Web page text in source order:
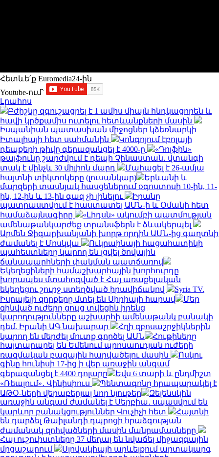
Հետևե՛ք Euromedia24-ին
Youtube-ում`
Լրահոս
Բժիշկը զգուշացրել է 1 ամիս միայն հնդկացորեն և
հավի կրծքամիս ուտելու հետևանքների մասին
Իսպանիան պատասխան միջոցներ կձեռնարկի
Իտալիայի հետ սահմանին
Կոնգոյում էբոլայի
դեպքերի թիվը գերազանցել է 4000-ը
«Դոլֆին»
թայֆունը շարժվում է դեպի Չինաստան․ վտանգի
տակ է մինչև 30 միլիոն մարդ
Մահացել է 26-ամյա
հայտնի տիկտոկերը (լուսանկար)
Երևանի և
մարզերի տասնյակ հասցեներում օգոստոսի 10-ին, 11-
ին, 12-ին և 13-ին գազ չի լինելու
Իրանը
պատրաստվում է հաստատել ԱՄՆ-ի և Օմանի հետ
համաձայնագիրը
«Լիդսն» ակումբի պատմության
ամենաթանկարժեք տրանսֆերն է ձևակերպել
Արմեն Ջիգարխանյանի խորթ որդին ԱՄՆ-ից գաղտնի
ժամանել է Մոսկվա
Ուկրաինայի հացահատիկի
պահեստները կարող են լցվել ծովային
ճանապարհների փակման պատճառով
Եկեղեցիների համաշխարհային խորհուրդը
խորապես մտահոգված է Հայ առաքելական
եկեղեցու շուրջ ստեղծված իրավիճակով
Syria TV.
Իսրայելի զորքերը մտել են Սիրիայի հարավ
Մեր
զինված ուժերը ցույց տվեցին իրենց
կարողությունները աշխարհի ամենաթանկ բանակի
դեմ. Իրանի ԱԳ նախարար
Հղի զբոսաշրջիկներին
կարող են մերժել մուտք գործել ԱՄՆ
Հութիները
հայտարարել են Եմենում պրոսաուդյան ուժերի
ռազմական բազային հարվածելու մասին
Ոսկու
գինը հունիսի 17-ից ի վեր առաջին անգամ
գերազանցել է 4400 դոլարը
Եվս 6 տարի և ընդմիշտ
«Ռեալում»․ Վինիսիուս
Պենտագոնը հրապարակել է
ԱԹՕ-ների վերաբերյալ նոր նյութեր
Զելենսկին
առաջին անգամ ժամանել է Սերբիա․ սպասվում են
կարևոր բանակցություններ Վուչիչի հետ
Հայտնի
են դարձել Թաիլանդի դպրոցի հրաձգության
ժամանակ զոհվածների մասին մանրամասները
Հայ ուշուիստները 37 մեդալ են նվաճել միջազգային
մրցաշարում
Սլովակիայի արևելքում արտակարգ